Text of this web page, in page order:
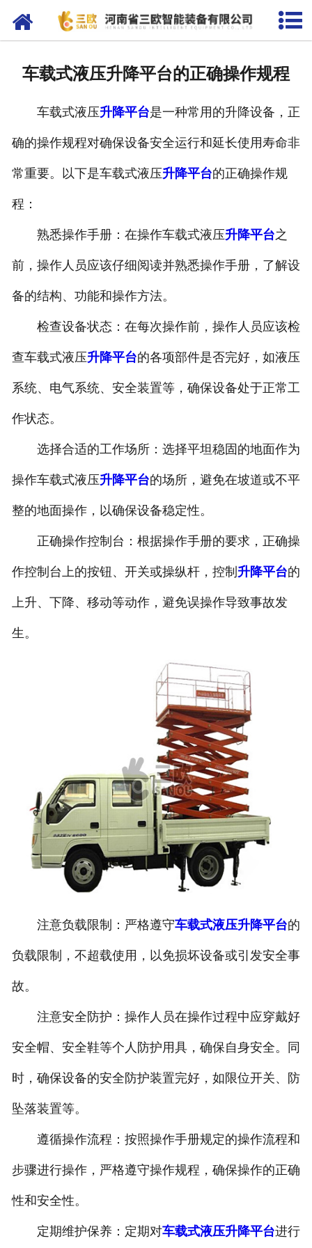
网站首页
联系我们
车载式液压升降平台的正确操作规程
车载式液压升降平台是一种常用的升降设备，正
确的操作规程对确保设备安全运行和延长使用寿命非
常重要。以下是车载式液压升降平台的正确操作规
程：
熟悉操作手册：在操作车载式液压升降平台之
前，操作人员应该仔细阅读并熟悉操作手册，了解设
备的结构、功能和操作方法。
检查设备状态：在每次操作前，操作人员应该检
查车载式液压升降平台的各项部件是否完好，如液压
系统、电气系统、安全装置等，确保设备处于正常工
作状态。
选择合适的工作场所：选择平坦稳固的地面作为
操作车载式液压升降平台的场所，避免在坡道或不平
整的地面操作，以确保设备稳定性。
正确操作控制台：根据操作手册的要求，正确操
作控制台上的按钮、开关或操纵杆，控制 升降平台的
上升、下降、移动等动作，避免误操作导致事故发
生。
注意负载限制：严格遵守车载式液压升降平台的
负载限制，不超载使用，以免损坏设备或引发安全事
故。
注意安全防护：操作人员在操作过程中应穿戴好
安全帽、安全鞋等个人防护用具，确保自身安全。同
时，确保设备的安全防护装置完好，如限位开关、防
坠落装置等。
遵循操作流程：按照操作手册规定的操作流程和
步骤进行操作，严格遵守操作规程，确保操作的正确
性和安全性。
定期维护保养：定期对车载式液压升降平台进行